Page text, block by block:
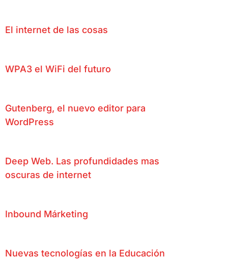
El internet de las cosas
WPA3 el WiFi del futuro
Gutenberg, el nuevo editor para
WordPress
Deep Web. Las profundidades mas
oscuras de internet
Inbound Márketing
Nuevas tecnologías en la Educación